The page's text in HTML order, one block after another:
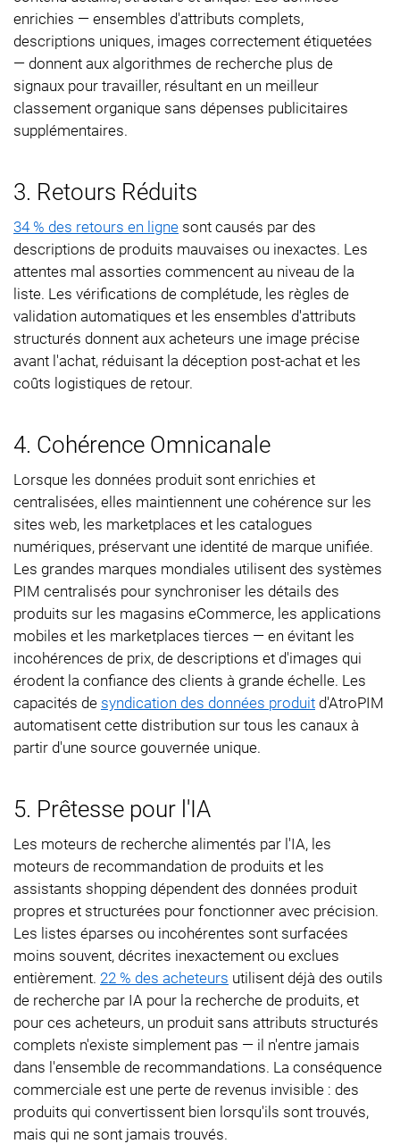
enrichies — ensembles d'attributs complets,
descriptions uniques, images correctement étiquetées
— donnent aux algorithmes de recherche plus de
signaux pour travailler, résultant en un meilleur
classement organique sans dépenses publicitaires
supplémentaires.
3. Retours Réduits
34 % des retours en ligne sont causés par des
descriptions de produits mauvaises ou inexactes. Les
attentes mal assorties commencent au niveau de la
liste. Les vérifications de complétude, les règles de
validation automatiques et les ensembles d'attributs
structurés donnent aux acheteurs une image précise
avant l'achat, réduisant la déception post-achat et les
coûts logistiques de retour.
4. Cohérence Omnicanale
Lorsque les données produit sont enrichies et
centralisées, elles maintiennent une cohérence sur les
sites web, les marketplaces et les catalogues
numériques, préservant une identité de marque unifiée.
Les grandes marques mondiales utilisent des systèmes
PIM centralisés pour synchroniser les détails des
produits sur les magasins eCommerce, les applications
mobiles et les marketplaces tierces — en évitant les
incohérences de prix, de descriptions et d'images qui
érodent la confiance des clients à grande échelle. Les
capacités de syndication des données produit d'AtroPIM
automatisent cette distribution sur tous les canaux à
partir d'une source gouvernée unique.
5. Prêtesse pour l'IA
Les moteurs de recherche alimentés par l'IA, les
moteurs de recommandation de produits et les
assistants shopping dépendent des données produit
propres et structurées pour fonctionner avec précision.
Les listes éparses ou incohérentes sont surfacées
moins souvent, décrites inexactement ou exclues
entièrement. 22 % des acheteurs utilisent déjà des outils
de recherche par IA pour la recherche de produits, et
pour ces acheteurs, un produit sans attributs structurés
complets n'existe simplement pas — il n'entre jamais
dans l'ensemble de recommandations. La conséquence
commerciale est une perte de revenus invisible : des
produits qui convertissent bien lorsqu'ils sont trouvés,
mais qui ne sont jamais trouvés.